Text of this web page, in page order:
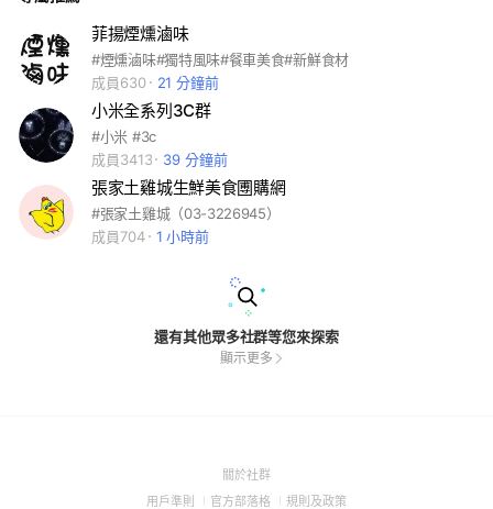
菲揚煙燻滷味
#煙燻滷味#獨特風味#餐車美食#新鮮食材
成員630
21 分鐘前
小米全系列3C群
#小米 #3c
成員3413
39 分鐘前
張家土雞城生鮮美食圑購網
#張家土雞城（03-3226945）
成員704
1 小時前
還有其他眾多社群等您來探索
顯示更多
關於社群(Open
用戶準則 (Open
官方部落格 (Open
規則及政策(Open